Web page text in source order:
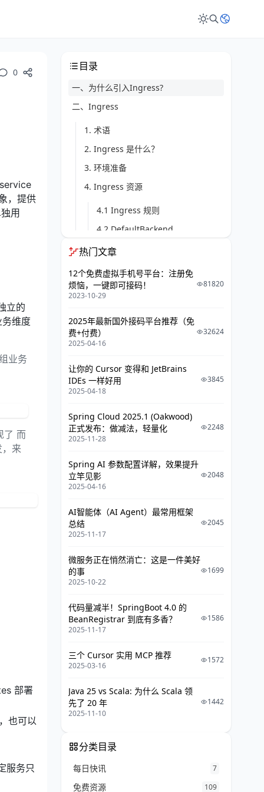
0
，提供
用
立的
维度
业务
了 而
来
部署
也可以
服务只
目录
一、为什么引入Ingress?
二、Ingress
1. 术语
2. Ingress 是什么？
3. 环境准备
4. Ingress 资源
4.1 Ingress 规则
4.2 DefaultBackend
4.3 资源后端
4.4 路径类型
5. 主机名通配符
6.1 废弃的注解
7. Ingress 类型
Ingress
7.2 简单扇出
7.4 TLS
7.5 负载均衡
8. 更新 Ingress
三、Ingress实战
2. 部署Ingress-nginx
2.2 部署 Ingress Controller
Service
3. 演示单个Service完成的Ingress
的Service
3.2 创建ingress资源
3.3 配置host，域名测试访问
热门文章
12个免费虚拟手机号平台：注册免
烦恼，一键即可接码！
2023-10-29
81820
2025年最新国外接码平台推荐（免
费+付费）
2025-04-16
32624
让你的 Cursor 变得和 JetBrains
IDEs 一样好用
2025-04-18
3845
Spring Cloud 2025.1 (Oakwood)
正式发布：做减法，轻量化
2025-11-28
2248
Spring AI 参数配置详解，效果提升
立竿见影
2025-04-16
2048
AI智能体（AI Agent）最常用框架
总结
2025-11-17
2045
微服务正在悄然消亡：这是一件美好
的事
2025-10-22
1699
代码量减半！SpringBoot 4.0 的
BeanRegistrar 到底有多香？
2025-11-17
1586
三个 Cursor 实用 MCP 推荐
2025-03-16
1572
Java 25 vs Scala: 为什么 Scala 领
先了 20 年
2025-11-10
1442
分类目录
每日快讯 7
免费资源 109